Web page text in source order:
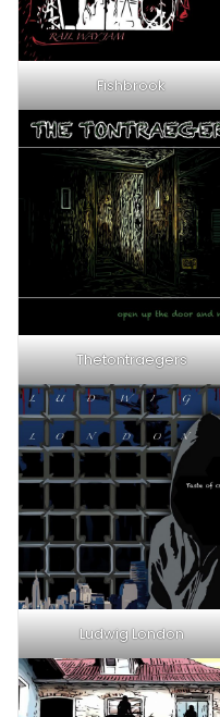
Fishbrook
Thetontraegers
Ludwig London